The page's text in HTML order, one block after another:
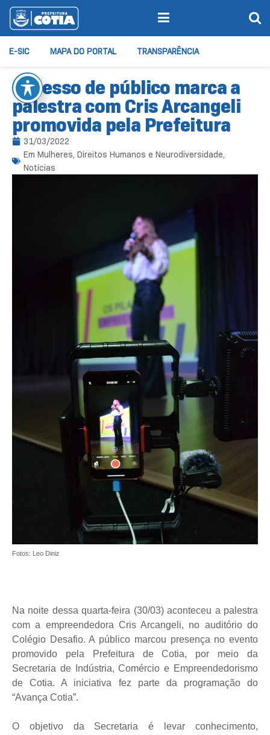
E-SIC MAPA DO PORTAL TRANSPARÊNCIA
Sucesso de público marca a
palestra com Cris Arcangeli
promovida pela Prefeitura
31/03/2022
Em Mulheres, Direitos Humanos e Neurodiversidade,
Notícias
Fotos: Leo Diniz
Na noite dessa quarta-feira (30/03) aconteceu a palestra
com a empreendedora Cris Arcangeli, no auditório do
Colégio Desafio. A público marcou presença no evento
promovido pela Prefeitura de Cotia, por meio da
Secretaria de Indústria, Comércio e Empreendedorismo
de Cotia. A iniciativa fez parte da programação do
“Avança Cotia”.
O objetivo da Secretaria é levar conhecimento,